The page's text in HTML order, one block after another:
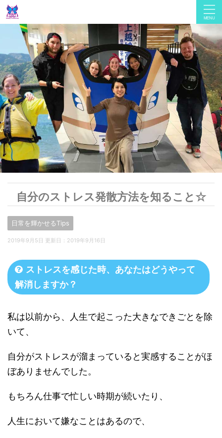
自分のストレス発散方法を知ること☆
日常を輝かせるTips
2019年9月5日 更新日： 2019年9月16日
ストレスを感じた時、あなたはどうやって
解消しますか？
私は以前から、人生で起こった大きなできごとを除
いて、
自分がストレスが溜まっていると実感することがほ
ぼありませんでした。
もちろん仕事で忙しい時期が続いたり、
人生において嫌なことはあるので、